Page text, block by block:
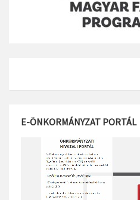
E-ÖNKORMÁNYZAT PORTÁL